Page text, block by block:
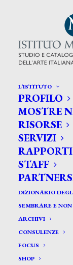
L’ISTITUTO
PROFILO
MOSTRE
RISORSE
SERVIZI
RAPPORTI
STAFF
DIZIONARIO
SEMBRARE E
ARCHIVI
CONSULENZE
FOCUS
SHOP
CERCA
Search
for: